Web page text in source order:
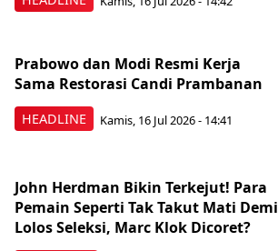
HEADLINE
Prabowo dan Modi Resmi Kerja
Sama Restorasi Candi Prambanan
Kamis, 16 Jul 2026 - 14:41
John Herdman Bikin Terkejut! Para
Pemain Seperti Tak Takut Mati Demi
Lolos Seleksi, Marc Klok Dicoret?